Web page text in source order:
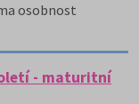
osobnost
- maturitní